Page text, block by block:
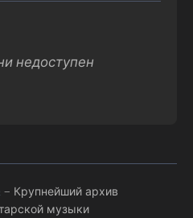
недоступен
— Крупнейший архив
музыки